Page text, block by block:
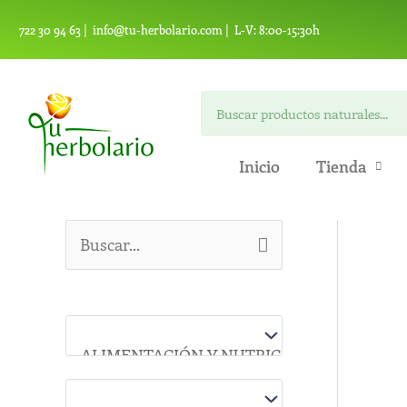
contenido
722 30 94 63 | info@tu-herbolario.com | L-V: 8:00-15:30h
Inicio Tienda
s
a